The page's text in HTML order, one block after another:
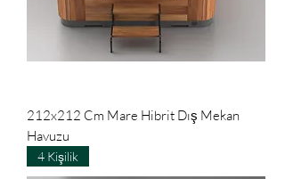
212x212 Cm Mare Hibrit Dış Mekan
Havuzu
4 Kişilik